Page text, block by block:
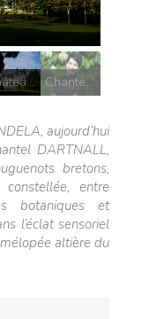
Chantel Dartnall
Château des Tesnières
aujourd’hui
DARTNALL,
bretons,
entre
botaniques et
l’éclat sensoriel
altière du